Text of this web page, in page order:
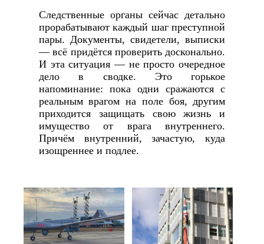
Следственные органы сейчас детально
прорабатывают каждый шаг преступной
пары. Документы, свидетели, выписки
— всё придётся проверить досконально.
И эта ситуация — не просто очередное
дело в сводке. Это горькое
напоминание: пока одни сражаются с
реальным врагом на поле боя, другим
приходится защищать свою жизнь и
имущество от врага внутреннего.
Причём внутренний, зачастую, куда
изощреннее и подлее.